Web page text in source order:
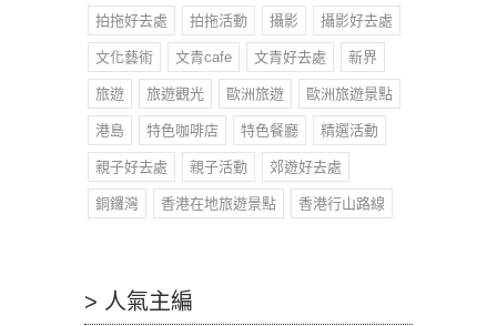
拍拖好去處 拍拖活動 攝影 攝影好去處
文化藝術 文青cafe 文青好去處 新界
旅遊 旅遊觀光 歐洲旅遊 歐洲旅遊景點
港島 特色咖啡店 特色餐廳 精選活動
親子好去處 親子活動 郊遊好去處
銅鑼灣 香港在地旅遊景點 香港行山路線
> 人氣主編